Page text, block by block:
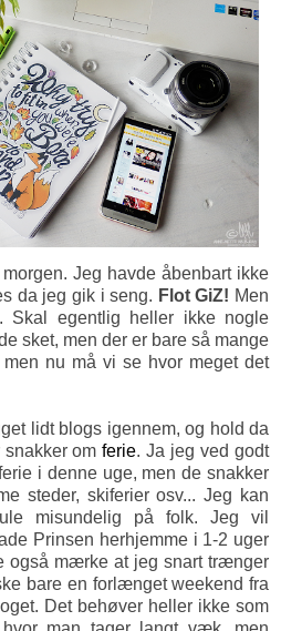
Jeg havde åbenbart ikke
da jeg gik i seng. Flot GiZ! Men
Skal egentlig heller ikke nogle
sket, men der er bare så mange
nu må vi se hvor meget det
lidt blogs igennem, og hold da
snakker omferie. Ja jeg ved godt
i denne uge, men de snakker
steder, skiferier osv... Jeg kan
misundelig på folk. Jeg vil
Prinsen herhjemme i 1-2 uger
også mærke at jeg snart trænger
bare en forlænget weekend fra
Det behøver heller ikke som